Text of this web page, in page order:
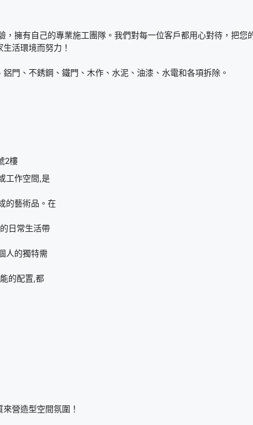
擁有自己的專業施工團隊。我們對每一位客戶都用心對待，把您
活環境而努力！
門、不銹鋼、鐵門、木作、水泥、油漆、水電和各項拆除。
2樓
工作空間,是
的藝術品。在
日常生活帶
人的獨特需
的配置,都
營造型空間氛圍！